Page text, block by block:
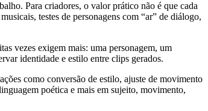
Para criadores, o valor prático não é que cada
testes de personagens com “ar” de diálogo,
vezes exigem mais: uma personagem, um
identidade e estilo entre clips gerados.
como conversão de estilo, ajuste de movimento
poética e mais em sujeito, movimento,